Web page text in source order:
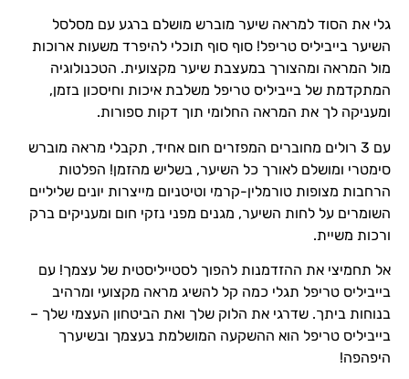
גלי את הסוד למראה שיער מוברש מושלם ברגע עם מסלסל
השיער בייביליס טריפל! סוף סוף תוכלי להיפרד משעות ארוכות
מול המראה ומהצורך במעצבת שיער מקצועית. הטכנולוגיה
המתקדמת של בייביליס טריפל משלבת איכות וחיסכון בזמן,
ומעניקה לך את המראה החלומי תוך דקות ספורות.
עם 3 רולים מחוברים המפזרים חום אחיד, תקבלי מראה מוברש
סימטרי ומושלם לאורך כל השיער, בשליש מהזמן! הפלטות
הרחבות מצופות טורמלין-קרמי וטיטניום מייצרות יונים שליליים
השומרים על לחות השיער, מגנים מפני נזקי חום ומעניקים ברק
ורכות משיית.
אל תחמיצי את ההזדמנות להפוך לסטייליסטית של עצמך! עם
בייביליס טריפל תגלי כמה קל להשיג מראה מקצועי ומרהיב
בנוחות ביתך. שדרגי את הלוק שלך ואת הביטחון העצמי שלך –
בייביליס טריפל הוא ההשקעה המושלמת בעצמך ובשיערך
היפהפה!